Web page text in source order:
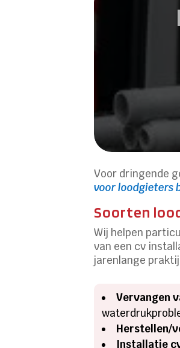
Voor dringende
voor loodgieters
Soorten
Wij helpen
van een cv
jarenlange
Vervangen
Herstellen/
Installatie